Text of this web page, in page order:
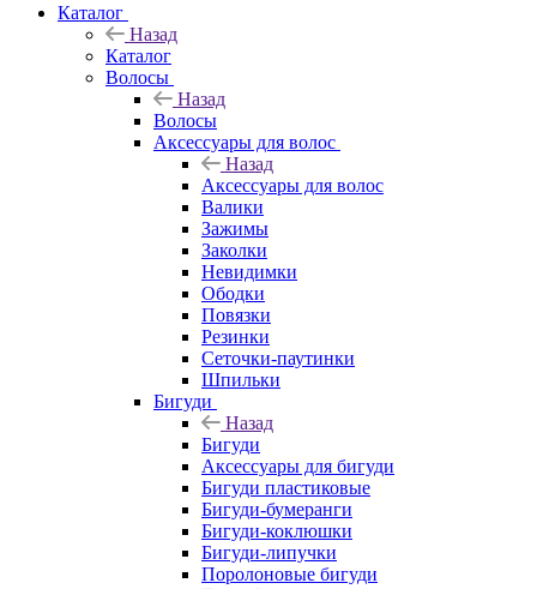
Каталог
Назад
Каталог
Волосы
Назад
Волосы
Аксессуары для волос
Назад
Аксессуары для волос
Валики
Зажимы
Заколки
Невидимки
Ободки
Повязки
Резинки
Сеточки-паутинки
Шпильки
Бигуди
Назад
Бигуди
Аксессуары для бигуди
Бигуди пластиковые
Бигуди-бумеранги
Бигуди-коклюшки
Бигуди-липучки
Поролоновые бигуди